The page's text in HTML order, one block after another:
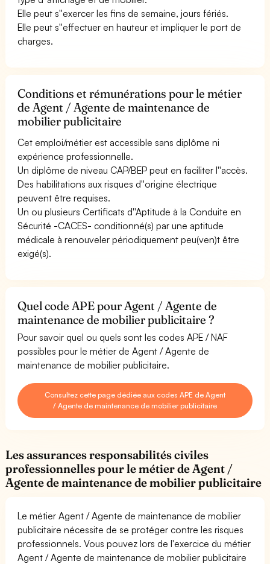
Elle peut s''exercer les fins de semaine, jours fériés.
Elle peut s''effectuer en hauteur et impliquer le port de
charges.
Conditions et rémunérations pour le métier
de Agent / Agente de maintenance de
mobilier publicitaire
Cet emploi/métier est accessible sans diplôme ni
expérience professionnelle.
Un diplôme de niveau CAP/BEP peut en faciliter l''accès.
Des habilitations aux risques d''origine électrique
peuvent être requises.
Un ou plusieurs Certificats d''Aptitude à la Conduite en
Sécurité -CACES- conditionné(s) par une aptitude
médicale à renouveler périodiquement peu(ven)t être
exigé(s).
Quel code APE pour Agent / Agente de
maintenance de mobilier publicitaire ?
Pour savoir quel ou quels sont les codes APE / NAF
possibles pour le métier de Agent / Agente de
maintenance de mobilier publicitaire.
Consultez cette page dédiée aux codes APE de Agent
/ Agente de maintenance de mobilier publicitaire
Les assurances responsabilités civiles
professionnelles pour le métier de Agent /
Agente de maintenance de mobilier publicitaire
Le métier Agent / Agente de maintenance de mobilier
publicitaire nécessite de se protéger contre les risques
professionnels. Vous pouvez lors de l'exercice du métier
Agent / Agente de maintenance de mobilier publicitaire